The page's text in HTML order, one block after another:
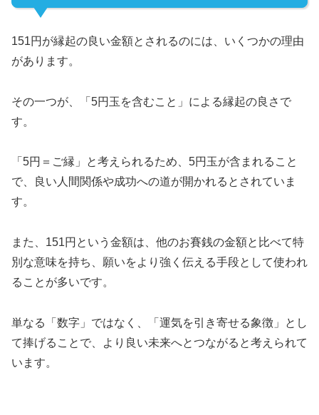
151円が縁起の良い金額とされるのには、いくつかの理由
があります。
その一つが、「5円玉を含むこと」による縁起の良さで
す。
「5円＝ご縁」と考えられるため、5円玉が含まれること
で、良い人間関係や成功への道が開かれるとされていま
す。
また、151円という金額は、他のお賽銭の金額と比べて特
別な意味を持ち、願いをより強く伝える手段として使われ
ることが多いです。
単なる「数字」ではなく、「運気を引き寄せる象徴」とし
て捧げることで、より良い未来へとつながると考えられて
います。